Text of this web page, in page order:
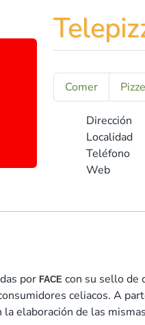
Comer
Dirección
Localidad
Teléfono
Web
por FACE con su sello de
celiacos. A
la elaboración de las